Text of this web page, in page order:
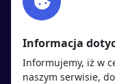
Twitter
Informacja
Informujemy, iż w
naszym serwisie,